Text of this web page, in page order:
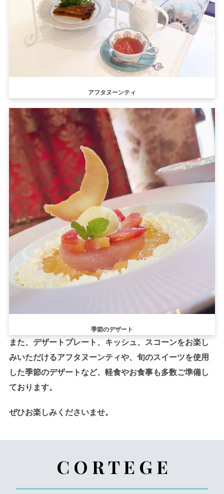
アフタヌーンティ
季節のデザート
また、デザートプレート、キッシュ、スコーンをお楽し
みいただけるアフタヌーンティや、旬のスイーツを使用
した季節のデザートなど、軽食やお食事も多数ご準備し
ております。
ぜひお楽しみくださいませ。
C O R T E G E